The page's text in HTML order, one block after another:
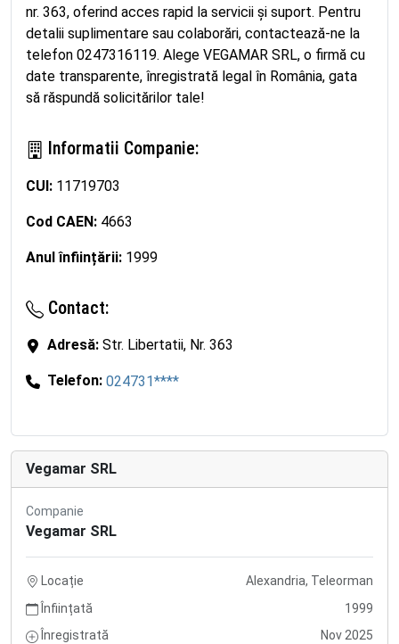
nr. 363, oferind acces rapid la servicii și suport. Pentru
detalii suplimentare sau colaborări, contactează-ne la
telefon 0247316119. Alege VEGAMAR SRL, o firmă cu
date transparente, înregistrată legal în România, gata
să răspundă solicitărilor tale!
Informatii Companie:
CUI: 11719703
Cod CAEN: 4663
Anul înființării: 1999
Contact:
Adresă: Str. Libertatii, Nr. 363
Telefon: 024731****
Vegamar SRL
Companie
Vegamar SRL
Locație
Alexandria, Teleorman
Înființată
1999
Înregistrată
Nov 2025